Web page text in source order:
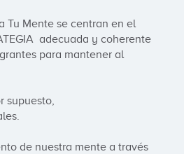
Tu Mente se centran en el
adecuada y coherente
para mantener al
supuesto,
de nuestra mente a través